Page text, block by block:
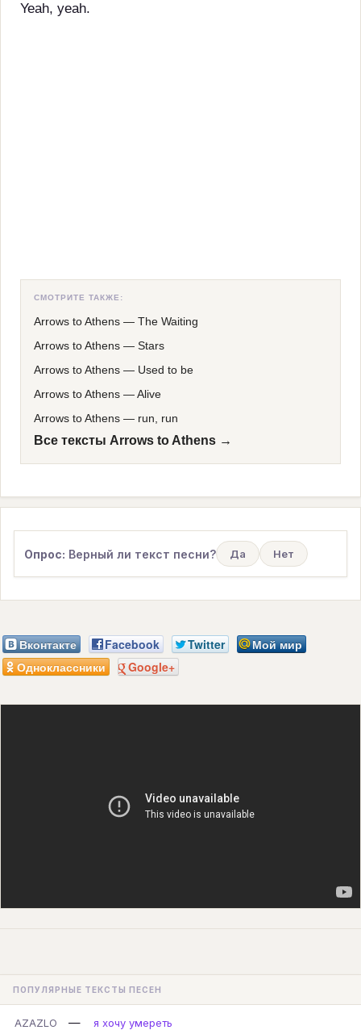
Yeah, yeah.
СМОТРИТЕ ТАКЖЕ:
Arrows to Athens — The Waiting
Arrows to Athens — Stars
Arrows to Athens — Used to be
Arrows to Athens —Alive
Arrows to Athens — run, run
Все тексты Arrows to Athens →
Опрос: Верный ли текст песни? Да Нет
Вконтакте Facebook Twitter
Мой мир
Одноклассники
Google+
ПОПУЛЯРНЫЕ ТЕКСТЫ ПЕСЕН
AZAZLO —
я хочу умереть